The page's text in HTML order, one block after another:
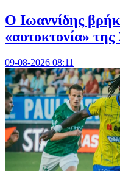
Ο Ιωαννίδης
«αυτοκτονία»
09-08-2026 08:11